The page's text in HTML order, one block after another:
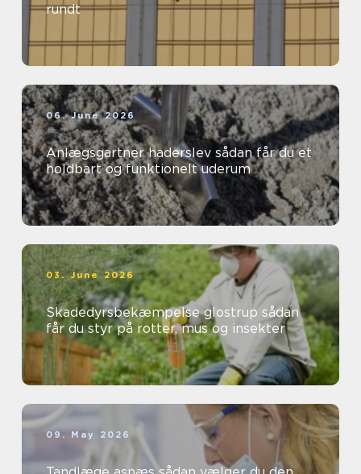
rundt
06. June 2026
Anlægsgartner haderslev sådan får du et
holdbart og funktionelt uderum
03. June 2026
Skadedyrsbekæmpelse glostrup sådan
får du styr på rotter, mus og insekter
09. May 2026